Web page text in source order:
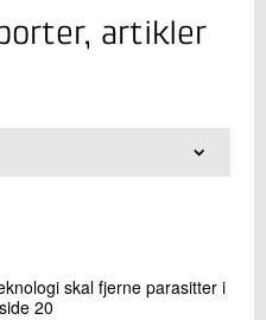
artikler
af nematoder i fiskekød,
skal fjerne parasitter i
20